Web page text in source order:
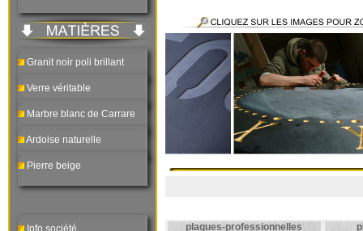
Granit noir poli brillant
Verre véritable
Marbre blanc de Carrare
Ardoise naturelle
Pierre beige
Info société plaques-professionnelles